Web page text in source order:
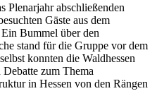
Plenarjahr abschließenden
Gäste aus dem
Bummel über den
stand für die Gruppe vor dem
konnten die Waldhessen
zum Thema
in Hessen von den Rängen